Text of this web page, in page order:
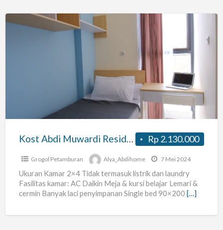
Terminal
Rp 2.130.000
Kost Abdi Muwardi Residence Selangkah Dari Terminal Grogol
Grogol Petamburan Alya_Abdihome 7 Mei 2024
Ukuran Kamar 2×4 Tidak termasuk listrik dan laundry
Fasilitas kamar: AC Daikin Meja & kursi belajar Lemari &
cermin Banyak laci penyimpanan Single bed 90×200 […]